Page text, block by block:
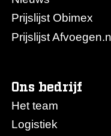
Prijslijst Obimex
Prijslijst Afvoegen.nl
Ons bedrijf
Het team
Logistiek